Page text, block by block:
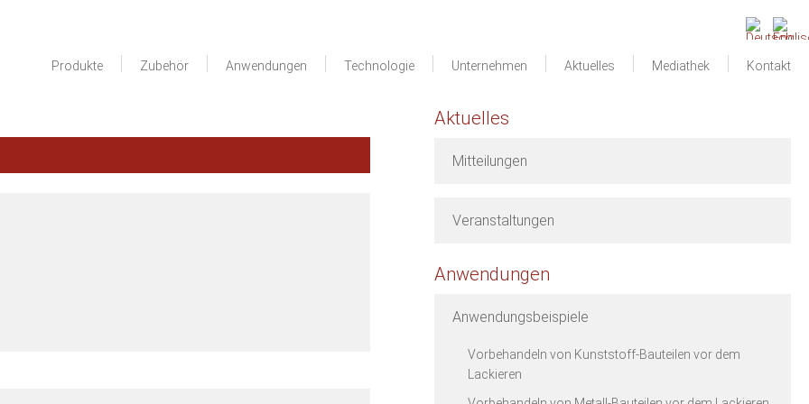
Produkte
Zubehör Anwendungen Technologie Unternehmen Aktuelles Mediathek Kontakt
Aktuelles
Mitteilungen
Veranstaltungen
Anwendungen
Anwendungsbeispiele
Vorbehandeln von Kunststoff-Bauteilen vor dem
Lackieren